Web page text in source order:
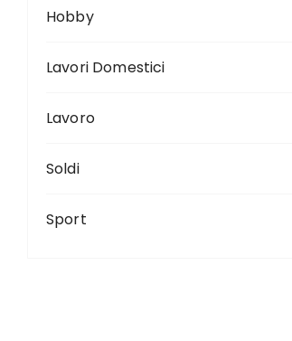
Hobby
Lavori Domestici
Lavoro
Soldi
Sport